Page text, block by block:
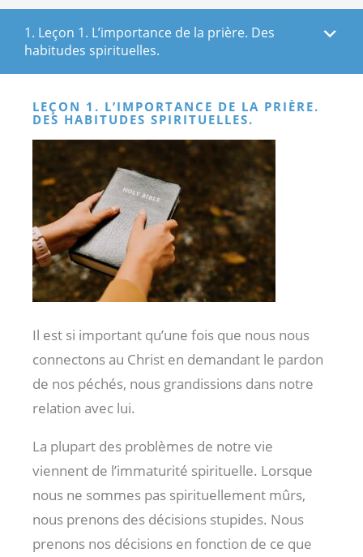
1. Leçon 1. L’importance de la prière. Des
habitudes spirituelles.
LEÇON 1. L’IMPORTANCE DE LA PRIÈRE.
DES HABITUDES SPIRITUELLES.
Il est si important qu’une fois que nous nous
connectons au Christ en demandant le pardon
de nos péchés, nous grandissions dans notre
relation avec lui.
La plupart des problèmes de notre vie
viennent de l’immaturité spirituelle. Lorsque
nous ne sommes pas spirituellement mûrs,
nous prenons des décisions stupides. Nous
prenons nos décisions en fonction de ce que